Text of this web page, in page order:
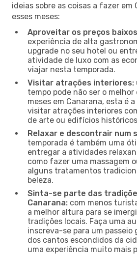
ideias sobre as coisas a fazer
esses meses:
Aproveitar os preços
experiência de alta
upgrade no seu hotel ou
atividade de luxo com as
viajar nesta temporada.
Visitar atrações interiores:
tempo pode não ser o
meses em Canarana, esta é
visitar atrações interiores
de arte ou edifícios
Relaxar e descontrair num
temporada é também uma
entregar a atividades
como fazer uma massagem
alguns tratamentos
beleza.
Sinta-se parte das
Canarana: com menos
a melhor altura para se
tradições locais. Faça uma
inscreva-se para um passeio
dos cantos escondidos da
uma experiência muito mais